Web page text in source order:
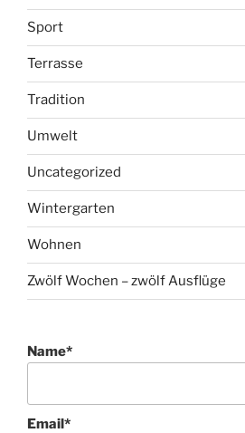
Sport
Terrasse
Tradition
Umwelt
Uncategorized
Wintergarten
Wohnen
Zwölf Wochen – zwölf Ausflüge
Name*
Email*